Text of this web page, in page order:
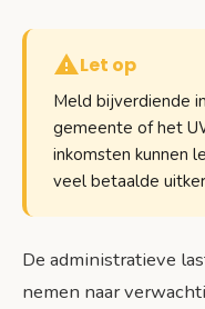
Let op
Meld bijverdiende
gemeente of het
inkomsten kunnen
veel betaalde
De administratieve
nemen naar